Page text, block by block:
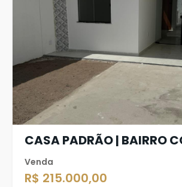
CASA PADRÃO | BAIRRO
Venda
R$ 215.000,00